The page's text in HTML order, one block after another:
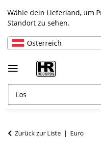
Wähle dein Lieferland, um
Standort zu sehen.
Österreich
Zurück zur Liste Euro